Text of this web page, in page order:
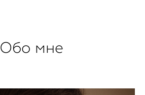
Обо мне